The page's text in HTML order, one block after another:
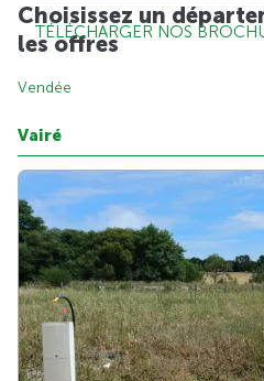
TÉLÉCHARGER NOS
Choisissez un
les offres
Vendée
Vairé